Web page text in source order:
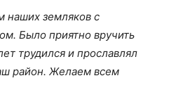
наших земляков с
Было приятно вручить
трудился и прославлял
район. Желаем всем